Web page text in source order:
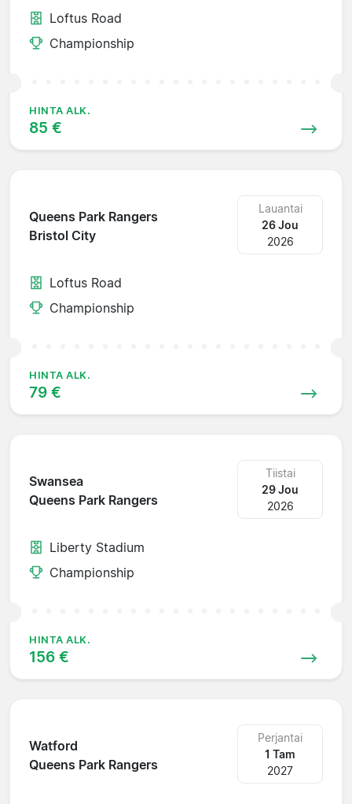
Loftus Road
Championship
HINTA ALK.
85 €
Queens Park Rangers
Bristol City
Lauantai
26 Jou
2026
Loftus Road
Championship
HINTA ALK.
79 €
Swansea
Queens Park Rangers
Tiistai
29 Jou
2026
Liberty Stadium
Championship
HINTA ALK.
156 €
Watford
Queens Park Rangers
Perjantai
1 Tam
2027